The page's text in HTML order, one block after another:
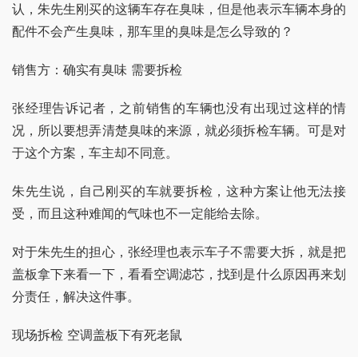
认，朱先生刚买的这辆车存在臭味，但是他表示车辆本身的
配件不会产生臭味，那车里的臭味是怎么导致的？
销售方：确实有臭味 需要拆检
张经理告诉记者，之前销售的车辆也没有出现过这样的情
况，所以要想弄清楚臭味的来源，就必须拆检车辆。可是对
于这个方案，车主却不同意。
朱先生说，自己刚买的车就要拆检，这种方案让他无法接
受，而且这种难闻的气味也不一定能给去除。
对于朱先生的担心，张经理也表示车子不需要大拆，就是把
盖板拿下来看一下，看看空调滤芯，找到是什么原因再来划
分责任，解决这件事。
现场拆检 空调盖板下有死老鼠